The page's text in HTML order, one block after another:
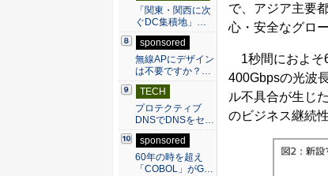
で、アジア主要
心・安全なグロ
1秒間におよそ
400Gbpsの光波
ル不具合が生じ
のビジネス継続
「関東・関西に次
ぐDC集積地」…
sponsored
無線APにデザイン
は不要ですか？…
TECH
プロテクティブ
DNSでDNSをセ…
sponsored
60年の時を超え
「COBOL」がG…